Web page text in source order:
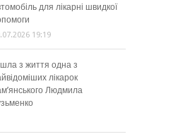
для лікарні швидкої
19:19
з життя одна з
лікарок
Людмила